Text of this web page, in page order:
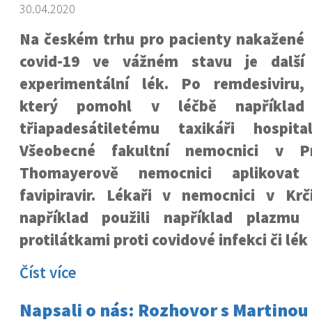
30.04.2020
Na českém trhu pro pacienty nakažené
covid-19 ve vážném stavu je další
experimentální lék. Po remdesiviru,
který pomohl v léčbě například
třiapadesátiletému taxikáři
Všeobecné fakultní nemocnici v
Thomayerově nemocnici
favipiravir. Lékaři v nemocnici v
například použili například plazmu
protilátkami proti covidové infekci či lék
Číst více
Napsali o nás: Rozhovor s